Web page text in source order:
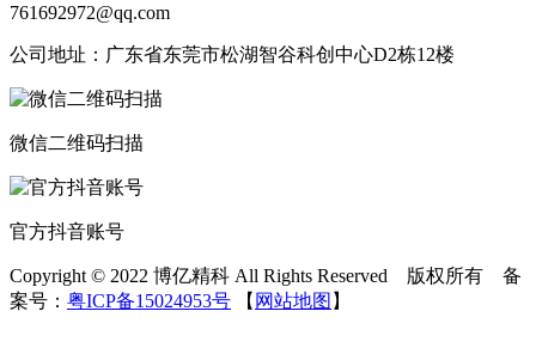
761692972@qq.com
公司地址：广东省东莞市松湖智谷科创中心D2栋12楼
微信二维码扫描
官方抖音账号
Copyright © 2022 博亿精科 All Rights Reserved 版权所有 备
案号： 粤ICP备15024953号 【 网站地图 】